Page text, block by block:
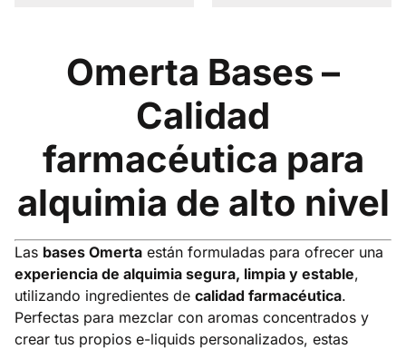
Omerta Bases –
Calidad
farmacéutica para
alquimia de alto nivel
Las bases Omerta están formuladas para ofrecer una
experiencia de alquimia segura, limpia y estable,
utilizando ingredientes de calidad farmacéutica.
Perfectas para mezclar con aromas concentrados y
crear tus propios e-liquids personalizados, estas